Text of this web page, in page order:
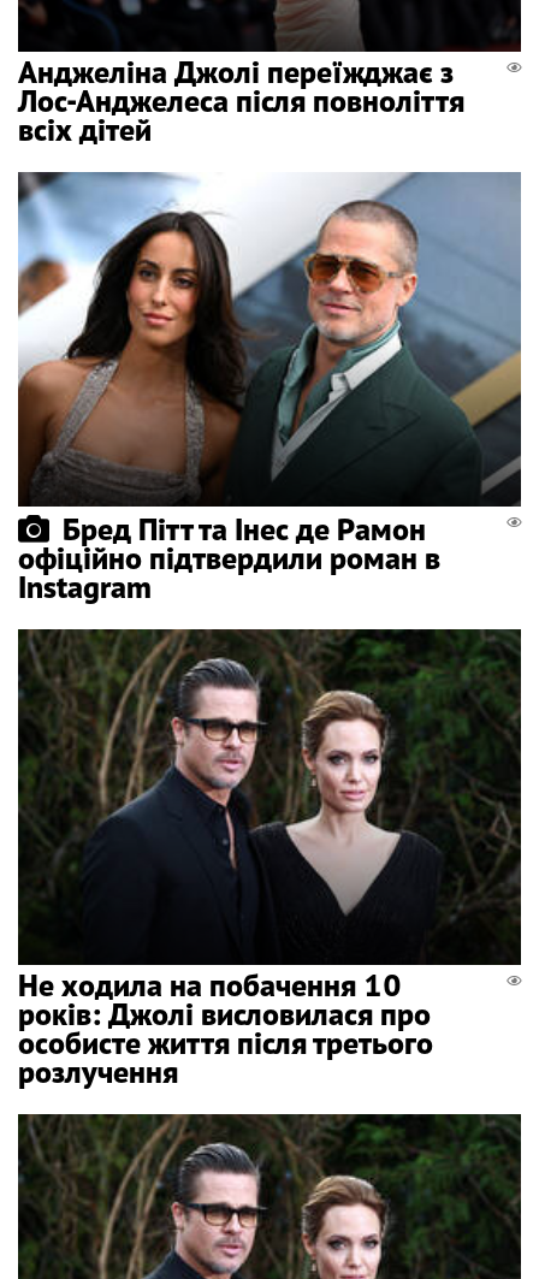
Анджеліна Джолі переїжджає з
Лос-Анджелеса після повноліття
всіх дітей
Бред Пітт та Інес де Рамон
офіційно підтвердили роман в
Instagram
Не ходила на побачення 10
років: Джолі висловилася про
особисте життя після третього
розлучення